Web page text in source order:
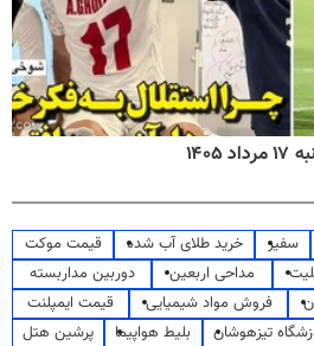
سفیر خرید طلای آب شده
قیمت موکت
مداحی اربعین
دوربین مداربسته
فروش مواد شیمیایی
قیمت ایمپلنت
تیزهوشان بلیط هواپیما
پرشین هتل